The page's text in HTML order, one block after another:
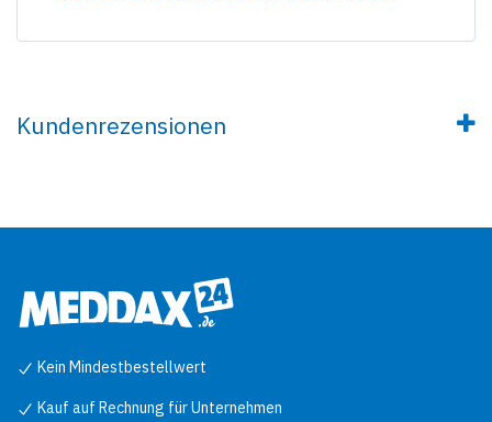
Kundenrezensionen
Kein Mindestbestellwert
Kauf auf Rechnung für Unternehmen